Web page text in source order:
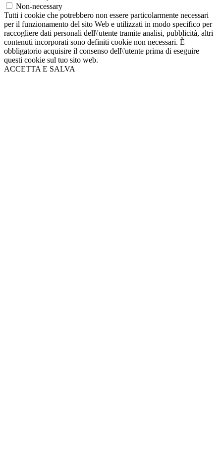
Non-necessary
Tutti i cookie che potrebbero non essere particolarmente necessari
per il funzionamento del sito Web e utilizzati in modo specifico per
raccogliere dati personali dell\'utente tramite analisi, pubblicità, altri
contenuti incorporati sono definiti cookie non necessari. È
obbligatorio acquisire il consenso dell\'utente prima di eseguire
questi cookie sul tuo sito web.
ACCETTA E SALVA